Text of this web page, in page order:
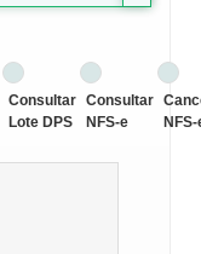
Consultar
Lote DPS
Consultar
NFS-e
NFS-